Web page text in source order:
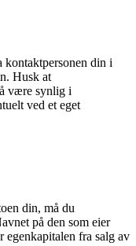
kontaktpersonen din i
Husk at
være synlig i
ved et eget
din, må du
på den som eier
fra salg av